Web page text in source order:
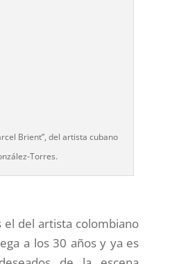
Brient”, del artista cubano
Torres.
el del artista colombiano
a los 30 años y ya es